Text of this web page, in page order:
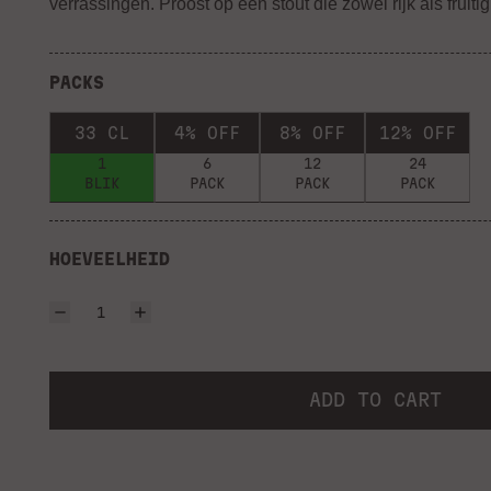
verrassingen. Proost op een stout die zowel rijk als
PACKS
33 CL
1
BLIK
4% OFF
6
PACK
8% OFF
12
PACK
12% OFF
24
PACK
HOEVEELHEID
ADD TO CART